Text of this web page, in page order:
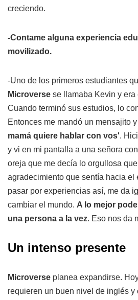
creciendo.
-Contame alguna experiencia
movilizado.
-Uno de los primeros estudiantes
Microverse se llamaba Kevin y
Cuando terminó sus estudios, lo
Entonces me mandó un mensajito
mamá quiere hablar con vos'.
y vi en mi pantalla a una señora
oreja que me decía lo orgullosa
agradecimiento que sentía hacia el
pasar por experiencias así, me da
cambiar el mundo. A lo mejor
una persona a la vez. Eso nos da
Un intenso presente
Microverse planea expandirse.
requieren un buen nivel de inglés y